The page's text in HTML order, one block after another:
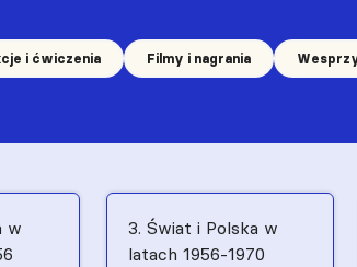
i ćwiczenia Filmy i nagrania
w
3. Świat i Polska w
latach 1956-1970